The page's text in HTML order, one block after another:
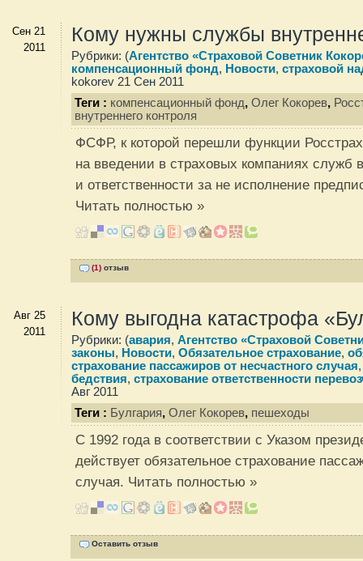
Сен 21
2011
Кому нужны службы
Рубрики: (Агентство «Страховой Советник
компенсационный фонд, Новости, страховой
kokorev 21 Сен 2011
Теги : компенсационный фонд, Олег Кокорев,
внутреннего контроля
ФСФР, к которой перешли функции
на введении в страховых компаниях служб
и ответственности за не исполнение
Читать полностью »
(1) отзыв
Авг 25
2011
Кому выгодна катастрофа
Рубрики: (авария, Агентство «Страховой
законы, Новости, Обязательное страхование,
страхование пассажиров от несчастного случая
бедствия, страхование ответственности
Авг 2011
Теги : Булгария, Олег Кокорев, пешеходы
С 1992 года в соответствии с Указом
действует обязательное страхование
случая. Читать полностью »
Оставить отзыв